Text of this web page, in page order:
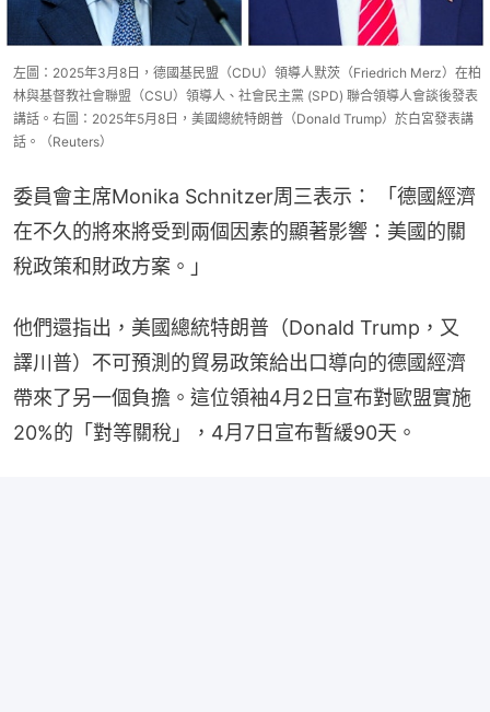
左圖：2025年3月8日，德國基民盟（CDU）領導人默茨（Friedrich Merz）在柏
林與基督教社會聯盟（CSU）領導人、社會民主黨 (SPD) 聯合領導人會談後發表
講話。右圖：2025年5月8日，美國總統特朗普（Donald Trump）於白宮發表講
話。（Reuters）
委員會主席Monika Schnitzer周三表示： 「德國經濟
在不久的將來將受到兩個因素的顯著影響：美國的關
稅政策和財政方案。」
他們還指出，美國總統特朗普（Donald Trump，又
譯川普）不可預測的貿易政策給出口導向的德國經濟
帶來了另一個負擔。這位領袖4月2日宣布對歐盟實施
20%的「對等關稅」，4月7日宣布暫緩90天。